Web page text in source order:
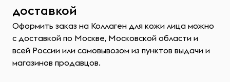
доставкой
Оформить заказ на Коллаген для кожи лица можно
с доставкой по Москве, Московской области и
всей России или самовывозом из пунктов выдачи и
магазинов продавцов.